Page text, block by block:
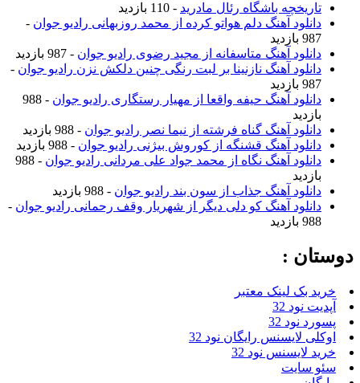
تاریخچه باشگاه رئال مادرید - 110 بازدید
دانلود آهنگ دلم هواتو کرده از محمد روزبهانی رادیو جوان -
987 بازدید
دانلود آهنگ متاسفانه از مجید رضوی رادیو جوان - 987 بازدید
دانلود آهنگ نازنینا بر لبت رنگی چنین دلکش نزن رادیو جوان -
987 بازدید
دانلود آهنگ حیفه واقعا از مهیار رستگاری رادیو جوان
- 988
بازدید
دانلود آهنگ گناه فرشته از نیما نصر رادیو جوان - 988 بازدید
دانلود آهنگ قشنگه از کوروش بیژنی رادیو جوان - 988 بازدید
دانلود آهنگ نگاه از محمد جواد علی مردانی رادیو جوان
- 988
بازدید
دانلود آهنگ جذاب از سون بند رادیو جوان - 988 بازدید
دانلود آهنگ کو دلی دیگر از شهریار وقف رحمانی رادیو جوان -
988 بازدید
دوستان :
خرید بک لینک معتبر
آپدیت نود 32
پسورد نود 32
اوکلی لایسنس رایگان نود 32
خرید لایسنس نود 32
سئو سایت